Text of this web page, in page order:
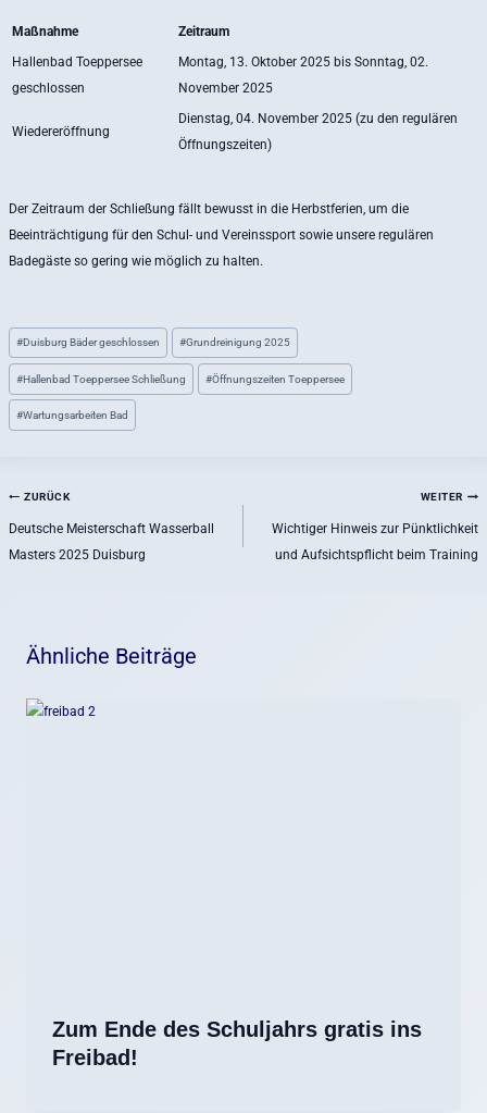
Maßnahme
Zeitraum
Hallenbad Toeppersee
geschlossen
Montag, 13. Oktober 2025 bis Sonntag, 02.
November 2025
Wiedereröffnung
Dienstag, 04. November 2025 (zu den regulären
Öffnungszeiten)
Der Zeitraum der Schließung fällt bewusst in die Herbstferien, um die
Beeinträchtigung für den Schul- und Vereinssport sowie unsere regulären
Badegäste so gering wie möglich zu halten.
Schlagworte:
#Duisburg Bäder geschlossen #Grundreinigung 2025
#Hallenbad Toeppersee Schließung #Öffnungszeiten Toeppersee
#Wartungsarbeiten Bad
Beitragsnavigation
ZURÜCK
Deutsche Meisterschaft Wasserball
Masters 2025 Duisburg
WEITER
Wichtiger Hinweis zur Pünktlichkeit
und Aufsichtspflicht beim Training
Ähnliche Beiträge
Zum Ende des Schuljahrs gratis ins
Freibad!